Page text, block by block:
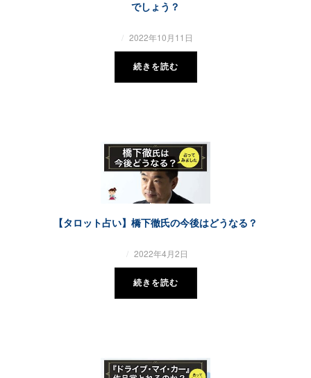
でしょう？
2022年10月11日
続きを読む
【タロット占い】橋下徹氏の今後はどうなる？
2022年4月2日
続きを読む